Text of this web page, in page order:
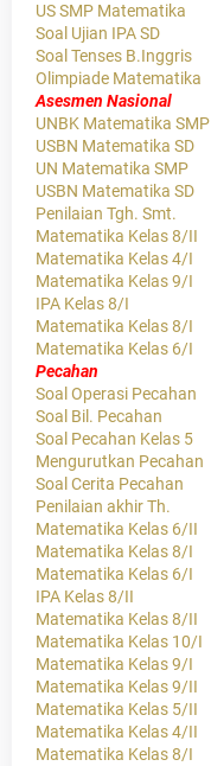
US SMP Matematika
Soal Ujian IPA SD
Soal Tenses B.Inggris
Olimpiade Matematika
Asesmen Nasional
UNBK Matematika SMP
USBN Matematika SD
UN Matematika SMP
USBN Matematika SD
Penilaian Tgh. Smt.
Matematika Kelas 8/II
Matematika Kelas 4/I
Matematika Kelas 9/I
IPA Kelas 8/I
Matematika Kelas 8/I
Matematika Kelas 6/I
Pecahan
Soal Operasi Pecahan
Soal Bil. Pecahan
Soal Pecahan Kelas 5
Mengurutkan Pecahan
Soal Cerita Pecahan
Penilaian akhir Th.
Matematika Kelas 6/II
Matematika Kelas 8/I
Matematika Kelas 6/I
IPA Kelas 8/II
Matematika Kelas 8/II
Matematika Kelas 10/I
Matematika Kelas 9/I
Matematika Kelas 9/II
Matematika Kelas 5/II
Matematika Kelas 4/II
Matematika Kelas 8/I